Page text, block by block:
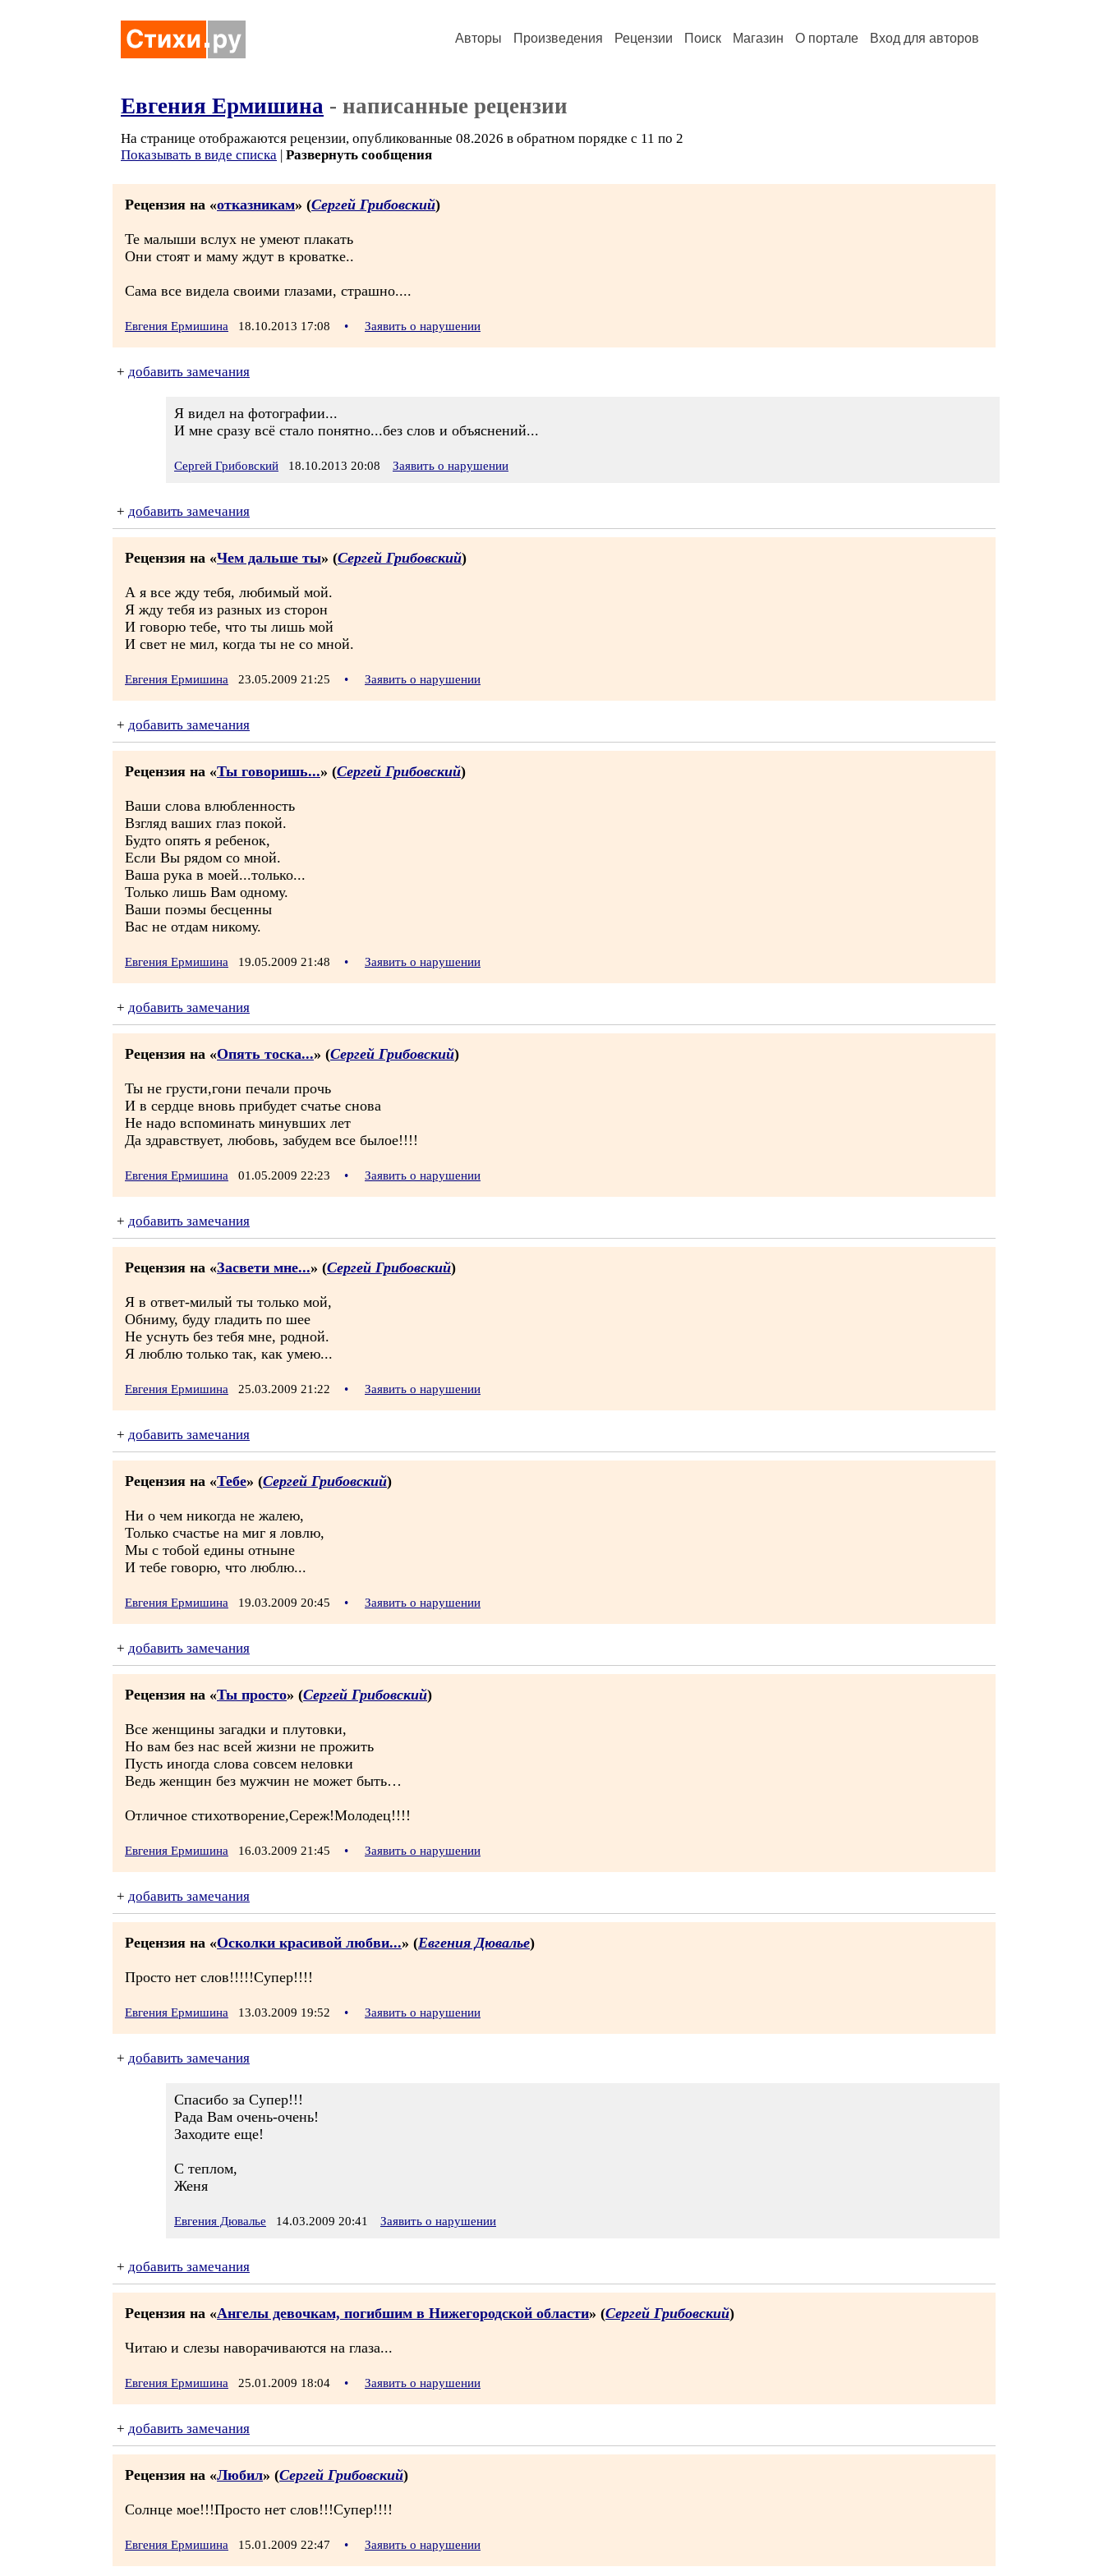
Авторы Произведения Рецензии Поиск Магазин О портале Вход для авторов
Евгения Ермишина - написанные рецензии
На странице отображаются рецензии, опубликованные 08.2026 в обратном порядке с 11 по 2
Показывать в виде списка | Развернуть сообщения
Рецензия на «отказникам» (Сергей Грибовский)
Те малыши вслух не умеют плакать
Они стоят и маму ждут в кроватке..
Сама все видела своими глазами, страшно....
Евгения Ермишина 18.10.2013 17:08 • Заявить о нарушении
+ добавить замечания
Я видел на фотографии...
И мне сразу всё стало понятно...без слов и объяснений...
Сергей Грибовский 18.10.2013 20:08 Заявить о нарушении
+ добавить замечания
Рецензия на «Чем дальше ты» (Сергей Грибовский)
А я все жду тебя, любимый мой.
Я жду тебя из разных из сторон
И говорю тебе, что ты лишь мой
И свет не мил, когда ты не со мной.
Евгения Ермишина 23.05.2009 21:25 • Заявить о нарушении
+ добавить замечания
Рецензия на «Ты говоришь...» (Сергей Грибовский)
Ваши слова влюбленность
Взгляд ваших глаз покой.
Будто опять я ребенок,
Если Вы рядом со мной.
Ваша рука в моей...только...
Только лишь Вам одному.
Ваши поэмы бесценны
Вас не отдам никому.
Евгения Ермишина 19.05.2009 21:48 • Заявить о нарушении
+ добавить замечания
Рецензия на «Опять тоска...» (Сергей Грибовский)
Ты не грусти,гони печали прочь
И в сердце вновь прибудет счатье снова
Не надо вспоминать минувших лет
Да здравствует, любовь, забудем все былое!!!!
Евгения Ермишина 01.05.2009 22:23 • Заявить о нарушении
+ добавить замечания
Рецензия на «Засвети мне...» (Сергей Грибовский)
Я в ответ-милый ты только мой,
Обниму, буду гладить по шее
Не уснуть без тебя мне, родной.
Я люблю только так, как умею...
Евгения Ермишина 25.03.2009 21:22 • Заявить о нарушении
+ добавить замечания
Рецензия на «Тебе» (Сергей Грибовский)
Ни о чем никогда не жалею,
Только счастье на миг я ловлю,
Мы с тобой едины отныне
И тебе говорю, что люблю...
Евгения Ермишина 19.03.2009 20:45 • Заявить о нарушении
+ добавить замечания
Рецензия на «Ты просто» (Сергей Грибовский)
Все женщины загадки и плутовки,
Но вам без нас всей жизни не прожить
Пусть иногда слова совсем неловки
Ведь женщин без мужчин не может быть…
Отличное стихотворение,Сереж!Молодец!!!!
Евгения Ермишина 16.03.2009 21:45 • Заявить о нарушении
+ добавить замечания
Рецензия на «Осколки красивой любви...» (Евгения Дювалье)
Просто нет слов!!!!!Супер!!!!
Евгения Ермишина 13.03.2009 19:52 • Заявить о нарушении
+ добавить замечания
Спасибо за Супер!!!
Рада Вам очень-очень!
Заходите еще!
С теплом,
Женя
Евгения Дювалье 14.03.2009 20:41 Заявить о нарушении
+ добавить замечания
Рецензия на «Ангелы девочкам, погибшим в Нижегородской области» (Сергей Грибовский)
Читаю и слезы наворачиваются на глаза...
Евгения Ермишина 25.01.2009 18:04 • Заявить о нарушении
+ добавить замечания
Рецензия на «Любил» (Сергей Грибовский)
Солнце мое!!!Просто нет слов!!!Супер!!!!
Евгения Ермишина 15.01.2009 22:47 • Заявить о нарушении